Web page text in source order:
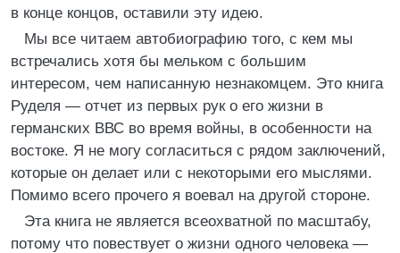
в конце концов, оставили эту идею.
Мы все читаем автобиографию того, с кем мы
встречались хотя бы мельком с большим
интересом, чем написанную незнакомцем. Это книга
Руделя — отчет из первых рук о его жизни в
германских ВВС во время войны, в особенности на
востоке. Я не могу согласиться с рядом заключений,
которые он делает или с некоторыми его мыслями.
Помимо всего прочего я воевал на другой стороне.
Эта книга не является всеохватной по масштабу,
потому что повествует о жизни одного человека —